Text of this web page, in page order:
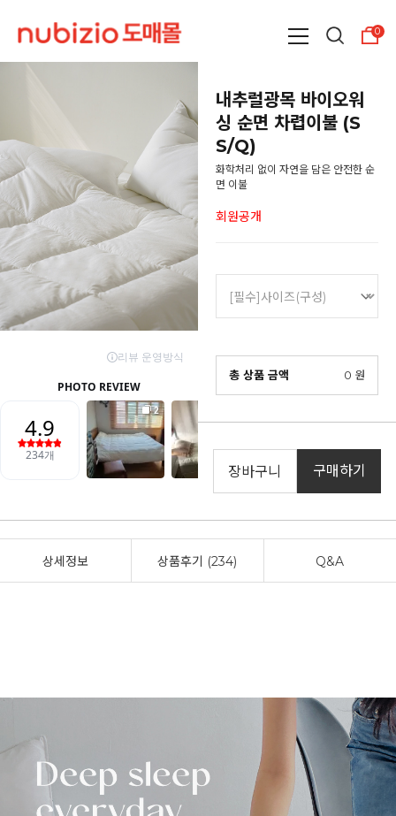
0
내추럴광목 바이오워
싱 순면 차렵이불 (S
S/Q)
화학처리 없이 자연을 담은 안전한 순
면 이불
회원공개
총 상품 금액 0 원
장바구니 구매하기
상세정보 상품후기 (234) Q&A